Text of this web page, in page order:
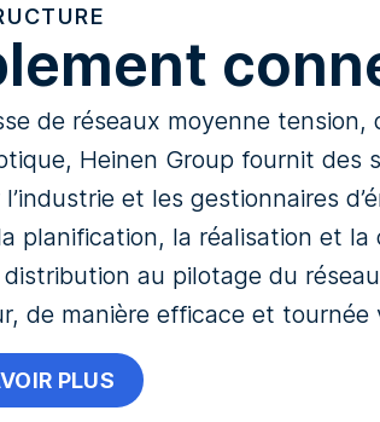
de réseaux moyenne
Heinen Group fournit des
et les gestionnaires
planification, la réalisation et
au pilotage du
de manière efficace et tournée
PLUS